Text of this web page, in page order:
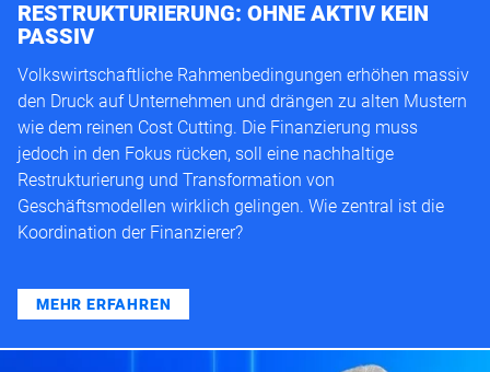
RESTRUKTURIERUNG: OHNE AKTIV KEIN
PASSIV
Volkswirtschaftliche Rahmenbedingungen erhöhen massiv
den Druck auf Unternehmen und drängen zu alten Mustern
wie dem reinen Cost Cutting. Die Finanzierung muss
jedoch in den Fokus rücken, soll eine nachhaltige
Restrukturierung und Transformation von
Geschäftsmodellen wirklich gelingen. Wie zentral ist die
Koordination der Finanzierer?
MEHR ERFAHREN